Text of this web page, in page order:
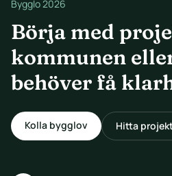
Bygglo 2026
Börja med
kommunen
behöver få
Kolla bygglov Hitta